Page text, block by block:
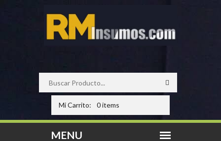
Mi Carrito: 0 items